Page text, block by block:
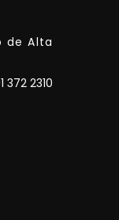
de Alta
372 2310